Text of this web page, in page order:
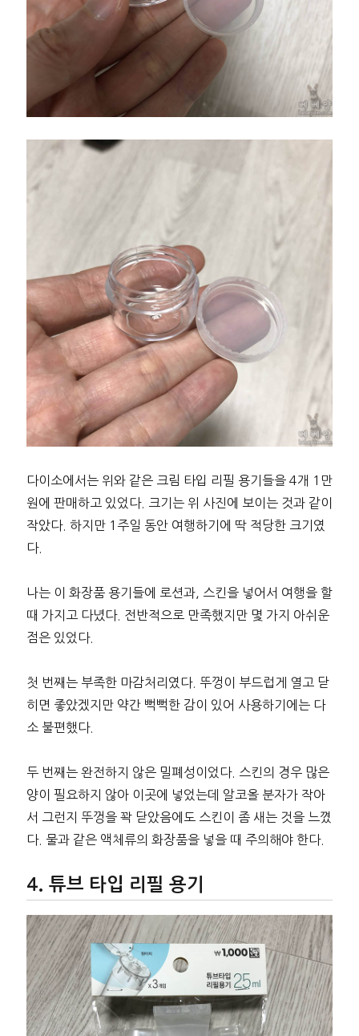
다이소에서는 위와 같은 크림 타입 리필 용기들을 4개 1만
원에 판매하고 있었다. 크기는 위 사진에 보이는 것과 같이
작았다. 하지만 1주일 동안 여행하기에 딱 적당한 크기였
다.
나는 이 화장품 용기들에 로션과, 스킨을 넣어서 여행을 할
때 가지고 다녔다. 전반적으로 만족했지만 몇 가지 아쉬운
점은 있었다.
첫 번째는 부족한 마감처리였다. 뚜껑이 부드럽게 열고 닫
히면 좋았겠지만 약간 뻑뻑한 감이 있어 사용하기에는 다
소 불편했다.
두 번째는 완전하지 않은 밀폐성이었다. 스킨의 경우 많은
양이 필요하지 않아 이곳에 넣었는데 알코올 분자가 작아
서 그런지 뚜껑을 꽉 닫았음에도 스킨이 좀 새는 것을 느꼈
다. 물과 같은 액체류의 화장품을 넣을 때 주의해야 한다.
튜브 타입 리필 용기